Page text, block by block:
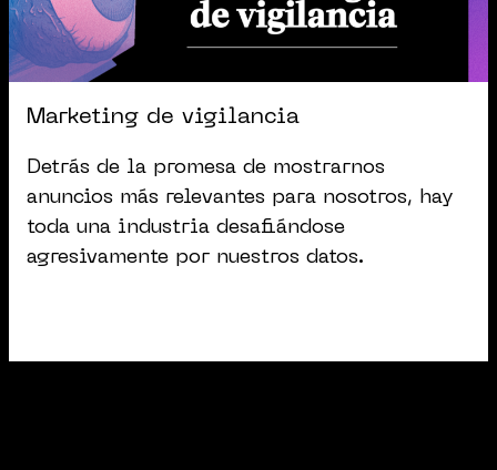
Marketing de vigilancia
Detrás de la promesa de mostrarnos
anuncios más relevantes para nosotros, hay
toda una industria desafiándose
agresivamente por nuestros datos.